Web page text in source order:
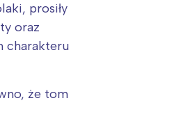
prosiły
oraz
charakteru
że tom